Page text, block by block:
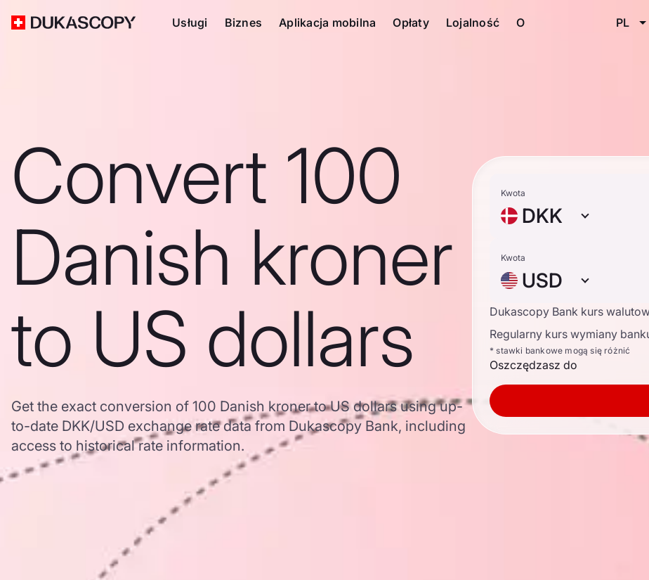
Usługi Biznes Aplikacja mobilna Opłaty Lojalność O PL
Convert 100
Danish kroner
to US dollars
Get the exact conversion of 100 Danish kroner to US dollars using up-
to-date DKK/USD exchange rate data from Dukascopy Bank, including
access to historical rate information.
Kwota
DKK
Kwota
USD
Dukascopy Bank kurs
Regularny kurs wymiany
* stawki bankowe mogą się różnić
Oszczędzasz do